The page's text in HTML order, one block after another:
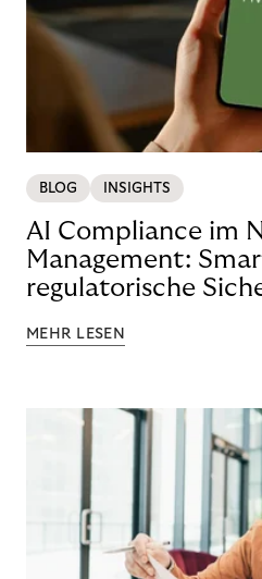
BLOG INSIGHTS
AI Compliance im
Management:
regulatorische
MEHR LESEN